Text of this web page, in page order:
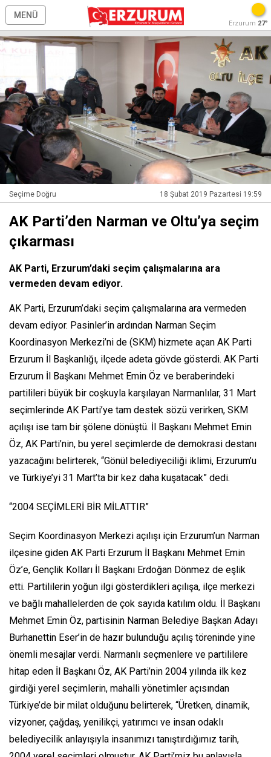
MENÜ
Erzurum 27°
Seçime Doğru 18 Şubat 2019 Pazartesi 19:59
AK Parti’den Narman ve Oltu’ya seçim
çıkarması
AK Parti, Erzurum’daki seçim çalışmalarına ara
vermeden devam ediyor.
AK Parti, Erzurum’daki seçim çalışmalarına ara vermeden
devam ediyor. Pasinler’in ardından Narman Seçim
Koordinasyon Merkezi’ni de (SKM) hizmete açan AK Parti
Erzurum İl Başkanlığı, ilçede adeta gövde gösterdi. AK Parti
Erzurum İl Başkanı Mehmet Emin Öz ve beraberindeki
partilileri büyük bir coşkuyla karşılayan Narmanlılar, 31 Mart
seçimlerinde AK Parti’ye tam destek sözü verirken, SKM
açılışı ise tam bir şölene dönüştü. İl Başkanı Mehmet Emin
Öz, AK Parti’nin, bu yerel seçimlerde de demokrasi destanı
yazacağını belirterek, “Gönül belediyeciliği iklimi, Erzurum’u
ve Türkiye’yi 31 Mart’ta bir kez daha kuşatacak” dedi.
“2004 SEÇİMLERİ BİR MİLATTIR”
Seçim Koordinasyon Merkezi açılışı için Erzurum’un Narman
ilçesine giden AK Parti Erzurum İl Başkanı Mehmet Emin
Öz’e, Gençlik Kolları İl Başkanı Erdoğan Dönmez de eşlik
etti. Partililerin yoğun ilgi gösterdikleri açılışa, ilçe merkezi
ve bağlı mahallelerden de çok sayıda katılım oldu. İl Başkanı
Mehmet Emin Öz, partisinin Narman Belediye Başkan Adayı
Burhanettin Eser’in de hazır bulunduğu açılış töreninde yine
önemli mesajlar verdi. Narmanlı seçmenlere ve partililere
hitap eden İl Başkanı Öz, AK Parti’nin 2004 yılında ilk kez
girdiği yerel seçimlerin, mahalli yönetimler açısından
Türkiye’de bir milat olduğunu belirterek, “Üretken, dinamik,
vizyoner, çağdaş, yenilikçi, yatırımcı ve insan odaklı
belediyecilik anlayışıyla insanımızı tanıştırdığımız tarih,